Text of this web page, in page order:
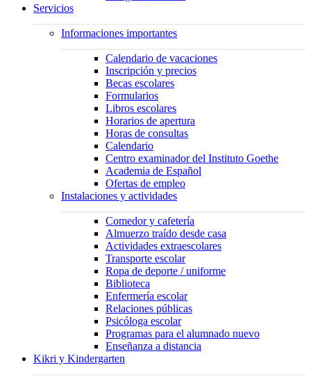
Servicios
Informaciones importantes
Calendario de vacaciones
Inscripción y precios
Becas escolares
Formularios
Libros escolares
Horarios de apertura
Horas de consultas
Calendario
Centro examinador del Instituto Goethe
Academia de Español
Ofertas de empleo
Instalaciones y actividades
Comedor y cafetería
Almuerzo traído desde casa
Actividades extraescolares
Transporte escolar
Ropa de deporte / uniforme
Biblioteca
Enfermería escolar
Relaciones públicas
Psicóloga escolar
Programas para el alumnado nuevo
Enseñanza a distancia
Kikri y Kindergarten